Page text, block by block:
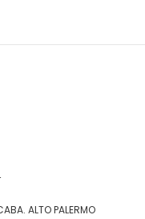
ALTO PALERMO